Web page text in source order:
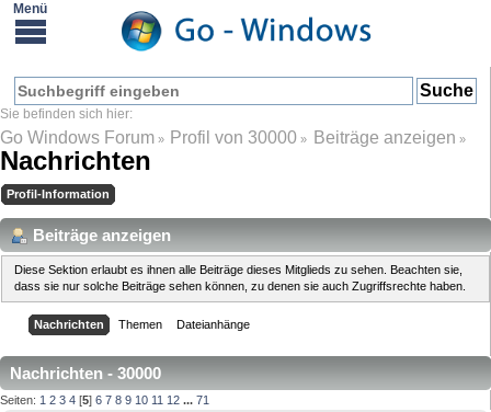
Go Windows Forum » Profil von 30000 » Beiträge anzeigen »
Nachrichten
Profil-Information
Beiträge anzeigen
Diese Sektion erlaubt es ihnen alle Beiträge dieses Mitglieds zu sehen. Beachten sie,
dass sie nur solche Beiträge sehen können, zu denen sie auch Zugriffsrechte haben.
Nachrichten Themen Dateianhänge
Nachrichten - 30000
Seiten: 1 2 3 4 [5] 6 7 8 9 10 11 12 ... 71